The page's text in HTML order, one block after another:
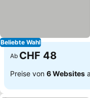
Beliebte Wahl
Ab CHF 48
Preise von 6 Websites